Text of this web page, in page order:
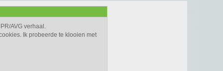
AVG verhaal.
Ik probeerde te klooien met